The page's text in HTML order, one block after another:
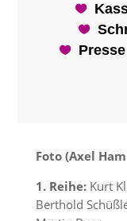
Foto (Axel
1. Reihe:Kurt
Berthold